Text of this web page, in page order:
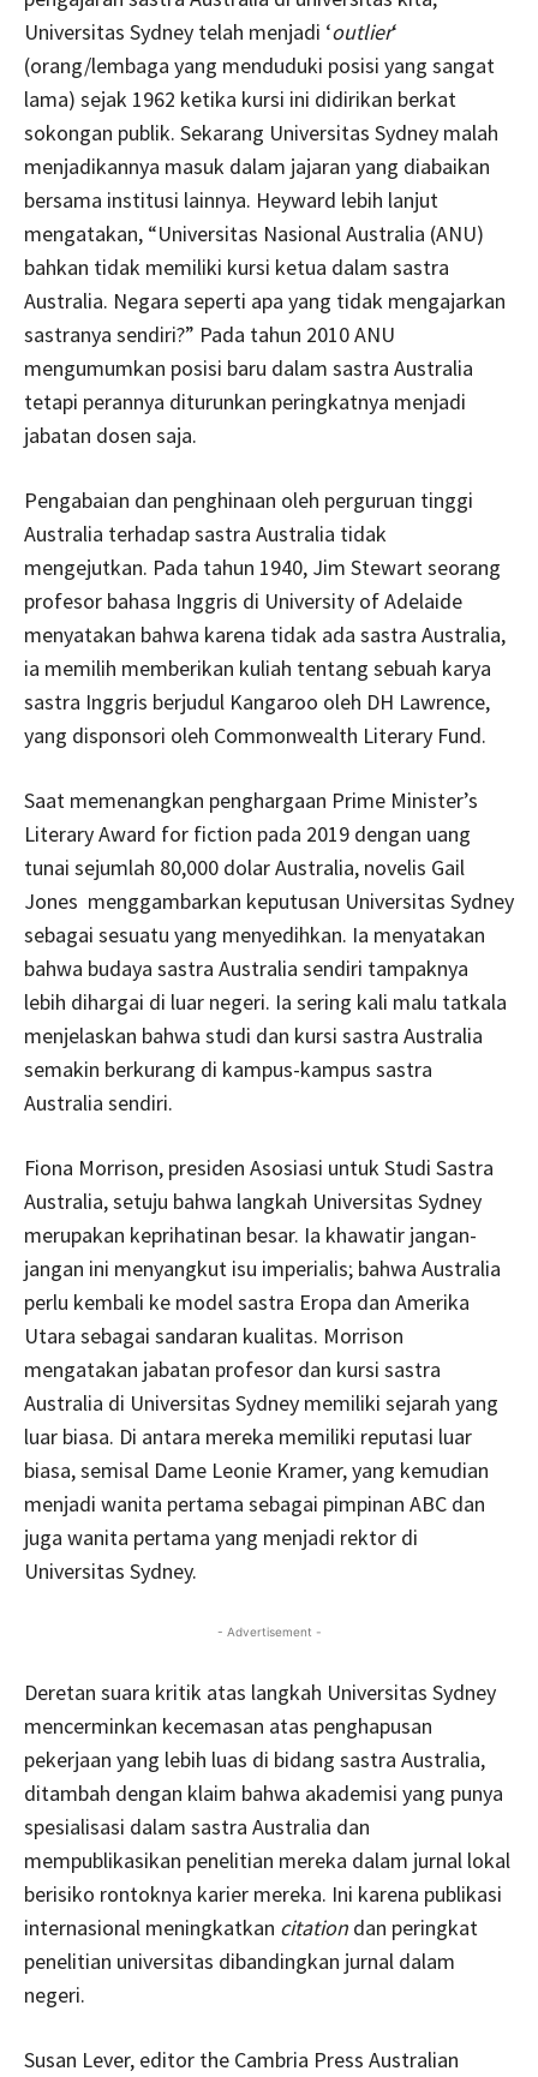
Universitas Sydney telah menjadi ‘outlier‘
(orang/lembaga yang menduduki posisi yang sangat
lama) sejak 1962 ketika kursi ini didirikan berkat
sokongan publik. Sekarang Universitas Sydney malah
menjadikannya masuk dalam jajaran yang diabaikan
bersama institusi lainnya. Heyward lebih lanjut
mengatakan, “Universitas Nasional Australia (ANU)
bahkan tidak memiliki kursi ketua dalam sastra
Australia. Negara seperti apa yang tidak mengajarkan
sastranya sendiri?” Pada tahun 2010 ANU
mengumumkan posisi baru dalam sastra Australia
tetapi perannya diturunkan peringkatnya menjadi
jabatan dosen saja.
Pengabaian dan penghinaan oleh perguruan tinggi
Australia terhadap sastra Australia tidak
mengejutkan. Pada tahun 1940, Jim Stewart seorang
profesor bahasa Inggris di University of Adelaide
menyatakan bahwa karena tidak ada sastra Australia,
ia memilih memberikan kuliah tentang sebuah karya
sastra Inggris berjudul Kangaroo oleh DH Lawrence,
yang disponsori oleh Commonwealth Literary Fund.
Saat memenangkan penghargaan Prime Minister’s
Literary Award for fiction pada 2019 dengan uang
tunai sejumlah 80,000 dolar Australia, novelis Gail
Jones menggambarkan keputusan Universitas Sydney
sebagai sesuatu yang menyedihkan. Ia menyatakan
bahwa budaya sastra Australia sendiri tampaknya
lebih dihargai di luar negeri. Ia sering kali malu tatkala
menjelaskan bahwa studi dan kursi sastra Australia
semakin berkurang di kampus-kampus sastra
Australia sendiri.
Fiona Morrison, presiden Asosiasi untuk Studi Sastra
Australia, setuju bahwa langkah Universitas Sydney
merupakan keprihatinan besar. Ia khawatir jangan-
jangan ini menyangkut isu imperialis; bahwa Australia
perlu kembali ke model sastra Eropa dan Amerika
Utara sebagai sandaran kualitas. Morrison
mengatakan jabatan profesor dan kursi sastra
Australia di Universitas Sydney memiliki sejarah yang
luar biasa. Di antara mereka memiliki reputasi luar
biasa, semisal Dame Leonie Kramer, yang kemudian
menjadi wanita pertama sebagai pimpinan ABC dan
juga wanita pertama yang menjadi rektor di
Universitas Sydney.
- Advertisement -
Deretan suara kritik atas langkah Universitas Sydney
mencerminkan kecemasan atas penghapusan
pekerjaan yang lebih luas di bidang sastra Australia,
ditambah dengan klaim bahwa akademisi yang punya
spesialisasi dalam sastra Australia dan
mempublikasikan penelitian mereka dalam jurnal lokal
berisiko rontoknya karier mereka. Ini karena publikasi
internasional meningkatkan citation dan peringkat
penelitian universitas dibandingkan jurnal dalam
negeri.
Susan Lever, editor the Cambria Press Australian